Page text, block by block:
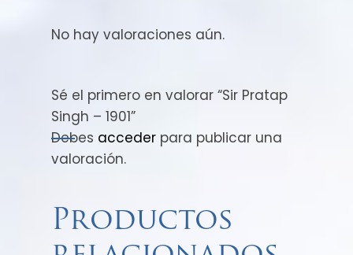
No hay valoraciones aún.
Sé el primero en valorar “Sir Pratap
Singh – 1901”
Debes accederpara publicar una
valoración.
Productos